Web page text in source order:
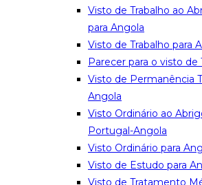
Visto de Trabalho ao
para Angola
Visto de Trabalho para
Parecer para o visto de
Visto de Permanência
Angola
Visto Ordinário ao
Portugal-Angola
Visto Ordinário para
Visto de Estudo para
Visto de Tratamento